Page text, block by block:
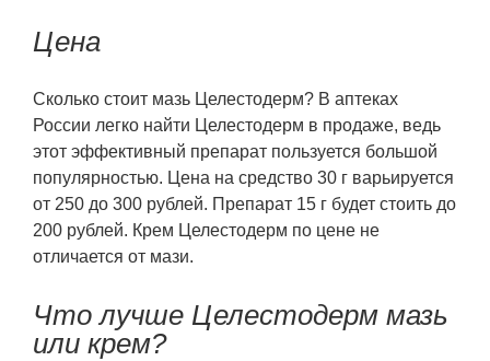
Цена
Сколько стоит мазь Целестодерм? В аптеках
России легко найти Целестодерм в продаже, ведь
этот эффективный препарат пользуется большой
популярностью. Цена на средство 30 г варьируется
от 250 до 300 рублей. Препарат 15 г будет стоить до
200 рублей. Крем Целестодерм по цене не
отличается от мази.
Что лучше Целестодерм мазь
или крем?